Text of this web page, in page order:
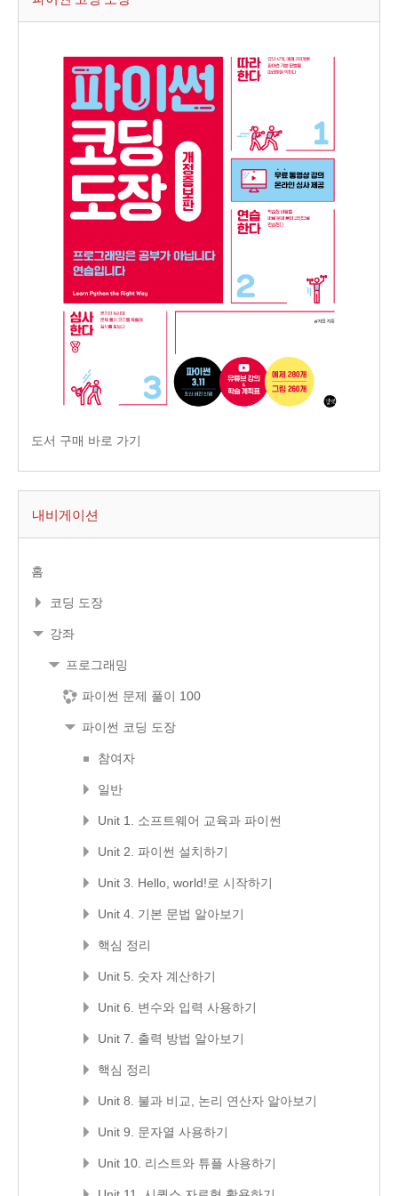
도서 구매 바로 가기
내비게이션
홈
코딩 도장
강좌
프로그래밍
파이썬 문제 풀이 100
파이썬 코딩 도장
참여자
일반
Unit 1. 소프트웨어 교육과 파이썬
Unit 2. 파이썬 설치하기
Unit 3. Hello, world!로 시작하기
Unit 4. 기본 문법 알아보기
핵심 정리
Unit 5. 숫자 계산하기
Unit 6. 변수와 입력 사용하기
Unit 7. 출력 방법 알아보기
핵심 정리
Unit 8. 불과 비교, 논리 연산자 알아보기
Unit 9. 문자열 사용하기
Unit 10. 리스트와 튜플 사용하기